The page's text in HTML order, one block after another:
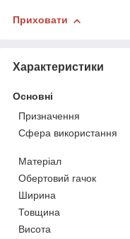
Приховати
Характеристики
Основні
Призначення
Сфера використання
Матеріал
Обертовий гачок
Ширина
Товщина
Висота